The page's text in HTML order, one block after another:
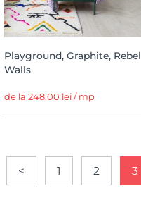
Playground, Graphite, Rebel
Walls
de la 248,00 lei / mp
< 1 2 3